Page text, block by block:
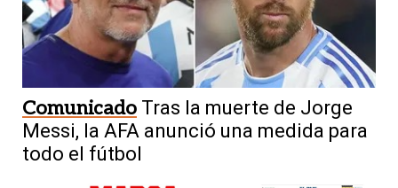
Comunicado Tras la muerte de Jorge
Messi, la AFA anunció una medida para
todo el fútbol